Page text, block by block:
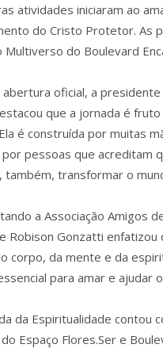
atividades iniciaram ao
do Cristo Protetor. As
Multiverso do Boulevard
oficial, a presidente
que a jornada é
é construída por muitas
pessoas que acreditam
também, transformar o
a Associação Amigos
Robison Gonzatti enfatizou
corpo, da mente e da
para amar e ajudar
da Espiritualidade contou
Espaço Flores.Ser e